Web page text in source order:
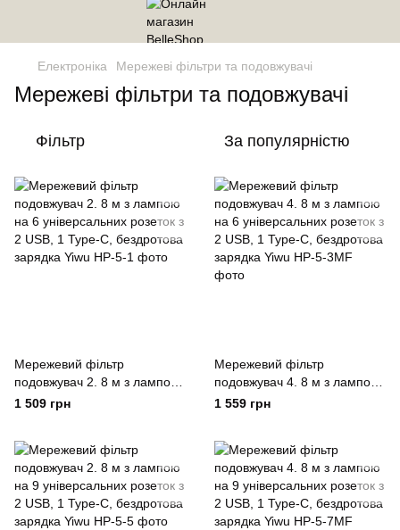
Електроніка Мережеві фільтри та подовжувачі
Мережеві фільтри та подовжувачі
Фільтр За популярністю
Мережевий фільтр
подовжувач 2. 8 м з лампою
на 6 універсальних розеток з
1 509 грн
Мережевий фільтр
подовжувач 4. 8 м з лампою
на 6 універсальних розеток з
1 559 грн